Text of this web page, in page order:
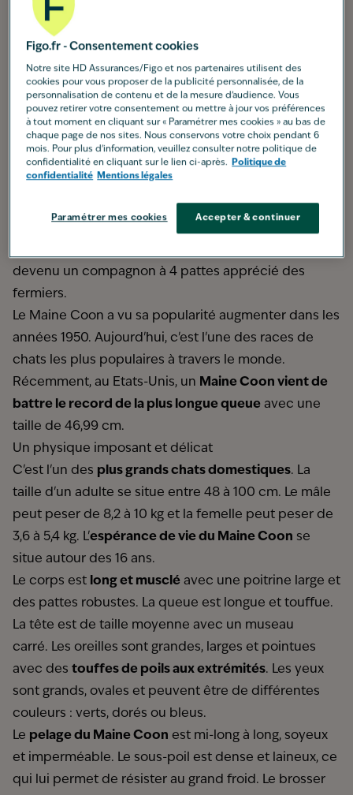
expliquerait la présence d'une queue touffue et son
nom. Une autre légende prétend qu'il proviendrait
de croisements naturels avec des
Marie-Antoinette qui auraient été envoyés en
Amérique juste avant la Révolution Française.
En réalité, le Maine Coon est issu de croisements
naturels entre deschats domestiques à poil court et
des chats à poil longpar les premiers explorateurs du
continent européen. La sélection naturelle a favorisé
des chats robustes à la fourrure épaisse capables de
devenu un compagnon à 4 pattes apprécié des
fermiers.
Le Maine Coon a vu sa popularité augmenter dans les
années 1950. Aujourd'hui, c'est l'une des races de
chats les plus populaires à travers le monde.
Récemment, au Etats-Unis, un Maine Coon vient de
battre le record de la plus longue queue avec une
taille de 46,99 cm.
Un physique imposant et délicat
C'est l'un des plus grands chats domestiques. La
taille d'un adulte se situe entre 48 à 100 cm. Le mâle
peut peser de 8,2 à 10 kg et la femelle peut peser de
3,6 à 5,4 kg. L'espérance de vie du Maine Coon se
situe autour des 16 ans.
Le corps est long et musclé avec une poitrine large et
des pattes robustes. La queue est longue et touffue.
La tête est de taille moyenne avec un museau
carré. Les oreilles sont grandes, larges et pointues
avec des touffes de poils aux extrémités. Les yeux
sont grands, ovales et peuvent être de différentes
couleurs : verts, dorés ou bleus.
Le pelage du Maine Coon est mi-long à long, soyeux
et imperméable. Le sous-poil est dense et laineux, ce
qui lui permet de résister au grand froid. Le brosser
Figo.fr - Consentement cookies
Notre site HD Assurances/Figo et nos partenaires utilisent des
cookies pour vous proposer de la publicité personnalisée, de la
personnalisation de contenu et de la mesure d’audience. Vous
pouvez retirer votre consentement ou mettre à jour vos préférences
à tout moment en cliquant sur « Paramétrer mes cookies » au bas de
chaque page de nos sites. Nous conservons votre choix pendant 6
mois. Pour plus d'information, veuillez consulter notre politique de
confidentialité en cliquant sur le lien ci-après.
Politique de
confidentialité Mentions légales
Accepter & continuer
Paramétrer mes cookies